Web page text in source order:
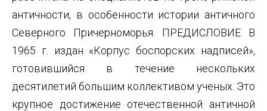
античности, в особенности истории античного
Северного Причерноморья. ПРЕДИСЛОВИЕ В
1965 г. издан «Корпус боспорских надписей»,
готовившийся в течение нескольких
десятилетий большим коллективом ученых. Это
крупное достижение отечественной античной